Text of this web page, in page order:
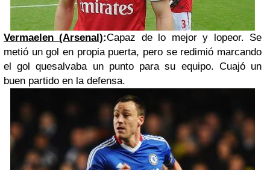
Vermaelen (Arsenal):Capaz de lo mejor y lopeor. Se
metió un gol en propia puerta, pero se redimió marcando
el gol quesalvaba un punto para su equipo. Cuajó un
buen partido en la defensa.